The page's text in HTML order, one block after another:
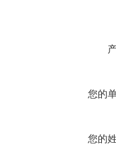
您的
您的